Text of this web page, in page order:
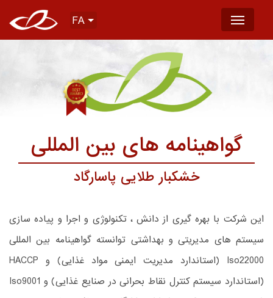
FA
گواهینامه های بین المللی
خشکبار طلایی پاسارگاد
این شرکت با بهره گیری از دانش ، تکنولوژی و اجرا و پیاده سازی
سیستم های مدیریتی و بهداشتی توانسته گواهینامه بین المللی
Iso22000 (استاندارد مدیریت ایمنی مواد غذایی) و HACCP
(استاندارد سیستم کنترل نقاط بحرانی در صنایع غذایی) و Iso9001